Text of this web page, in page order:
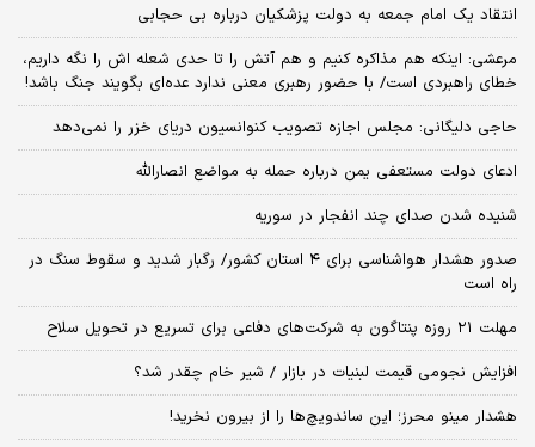
انتقاد یک امام جمعه به دولت پزشکیان درباره بی حجابی
مرعشی: اینکه هم مذاکره کنیم و هم آتش را تا حدی شعله اش را نگه داریم،
خطای راهبردی است/ با حضور رهبری معنی ندارد عده‌ای بگویند جنگ باشد!
حاجی دلیگانی: مجلس اجازه تصویب کنوانسیون دریای خزر را نمی‌دهد
ادعای دولت مستعفی یمن درباره حمله به مواضع انصارالله
شنیده شدن صدای چند انفجار در سوریه
صدور هشدار هواشناسی برای ۴ استان کشور/ رگبار شدید و سقوط سنگ در
راه است
مهلت ۲۱ روزه پنتاگون به شرکت‌های دفاعی برای تسریع در تحویل سلاح
افزایش نجومی قیمت لبنیات در بازار / شیر خام چقدر شد؟
هشدار مینو محرز؛ این ساندویچ‌ها را از بیرون نخرید!